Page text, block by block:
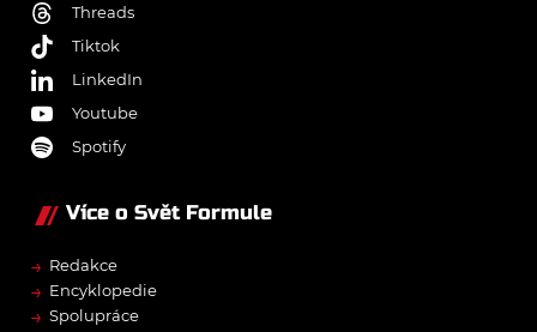
Threads
Tiktok
LinkedIn
Youtube
Spotify
Více o Svět Formule
→ Redakce
→ Encyklopedie
→ Spolupráce